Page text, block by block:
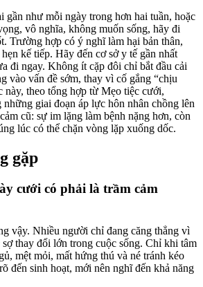
gần như mỗi ngày trong hơn hai tuần, hoặc
vô nghĩa, không muốn sống, hãy đi
Trường hợp có ý nghĩ làm hại bản thân,
kế tiếp. Hãy đến cơ sở y tế gần nhất
đi ngay. Không ít cặp đôi chỉ bắt đầu cải
vào vấn đề sớm, thay vì cố gắng “chịu
này, theo tổng hợp từ Mẹo tiệc cưới,
giai đoạn áp lực hôn nhân chồng lên
cũ: sự im lặng làm bệnh nặng hơn, còn
lúc có thể chặn vòng lặp xuống dốc.
gặp
cưới có phải là trầm cảm
vậy. Nhiều người chỉ đang căng thẳng vì
thay đổi lớn trong cuộc sống. Chỉ khi tâm
mệt mỏi, mất hứng thú và né tránh kéo
đến sinh hoạt, mới nên nghĩ đến khả năng